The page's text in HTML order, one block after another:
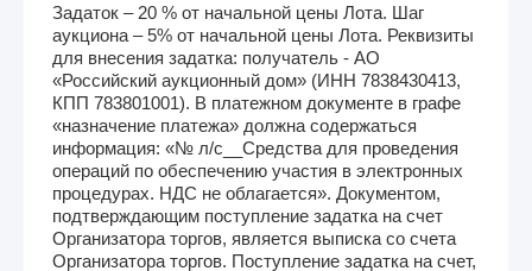
Задаток – 20 % от начальной цены Лота. Шаг
аукциона – 5% от начальной цены Лота. Реквизиты
для внесения задатка: получатель - АО
«Российский аукционный дом» (ИНН 7838430413,
КПП 783801001). В платежном документе в графе
«назначение платежа» должна содержаться
информация: «№ л/с__Средства для проведения
операций по обеспечению участия в электронных
процедурах. НДС не облагается». Документом,
подтверждающим поступление задатка на счет
Организатора торгов, является выписка со счета
Организатора торгов. Поступление задатка на счет,